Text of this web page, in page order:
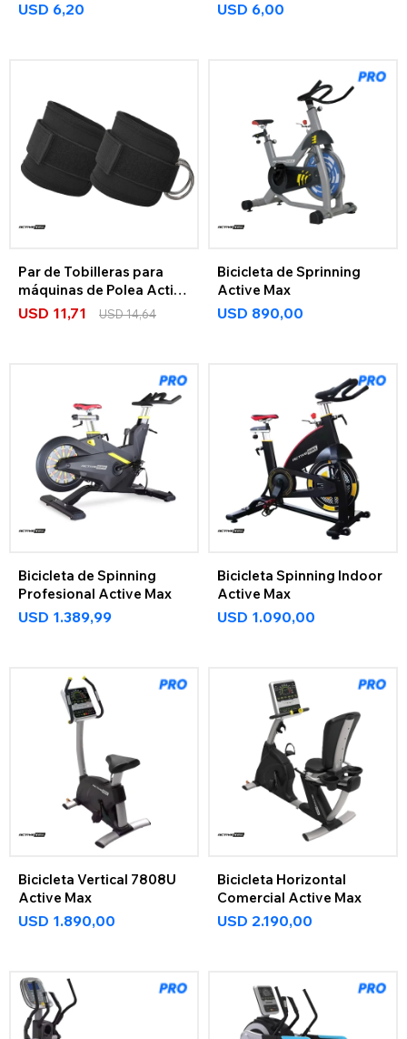
USD 6,20 USD 6,00
Par de Tobilleras para
máquinas de Polea Active
Max
USD 11,71 USD14,64
Bicicleta de Sprinning
Active Max
USD 890,00
Bicicleta de Spinning
Profesional Active Max
USD 1.389,99
Bicicleta Spinning Indoor
Active Max
USD 1.090,00
Bicicleta Vertical 7808U
Active Max
USD 1.890,00
Bicicleta Horizontal
Comercial Active Max
USD 2.190,00